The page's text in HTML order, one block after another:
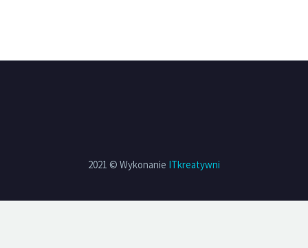
2021 © Wykonanie ITkreatywni